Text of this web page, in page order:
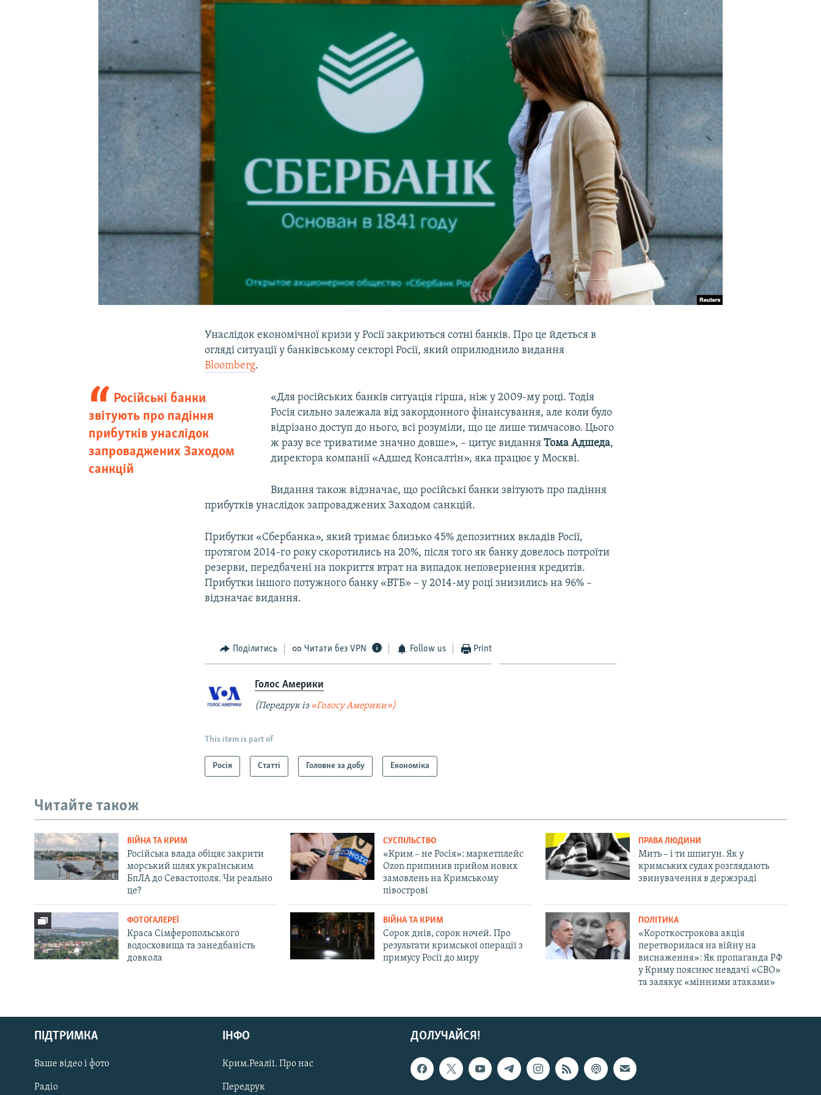
УКРАЇНСЬКА ПРОБЛЕМА КРИМУ
Русский
Qırımtatar
ДОЛУЧАЙСЯ!
Унаслідок економічної кризи у Росії закриються сотні банків. Про це йдеться в
огляді ситуації у банківському секторі Росії, який оприлюднило видання
Bloomberg.
Російські банки
звітують про падіння
прибутків унаслідок
запроваджених Заходом
санкцій
«Для російських банків ситуація гірша, ніж у 2009-му році. Тодія
Росія сильно залежала від закордонного фінансування, але коли було
відрізано доступ до нього, всі розуміли, що це лише тимчасово. Цього
ж разу все триватиме значно довше», – цитує видання Тома Адшеда,
директора компанії «Адшед Консалтін», яка працює у Москві.
Видання також відзначає, що російські банки звітують про падіння
прибутків унаслідок запроваджених Заходом санкцій.
Прибутки «Сбербанка», який тримає близько 45% депозитних вкладів Росії,
протягом 2014-го року скоротились на 20%, після того як банку довелось потроїти
резерви, передбачені на покриття втрат на випадок неповернення кредитів.
Прибутки іншого потужного банку «ВТБ» – у 2014-му році знизились на 96% –
відзначає видання.
Поділитись Читати без VPN Follow us Print
Голос Америки
(Передрук із «Голосу Америки»)
This item is part of
Росія Статті Головне за добу Економіка
Читайте також
ВІЙНА ТА КРИМ
Російська влада обіцяє закрити
морський шлях українським
БпЛА до Севастополя. Чи реально
це?
СУСПІЛЬСТВО
«Крим – не Росія»: маркетплейс
Ozon припинив прийом нових
замовлень на Кримському
півострові
ПРАВА ЛЮДИНИ
Мить – і ти шпигун. Як у
кримських судах розглядають
звинувачення в держзраді
ФОТОГАЛЕРЕЇ
Краса Сімферопольського
водосховища та занедбаність
довкола
ВІЙНА ТА КРИМ
Сорок днів, сорок ночей. Про
результати кримської операції з
примусу Росії до миру
ПОЛІТИКА
«Короткострокова акція
перетворилася на війну на
виснаження»: Як пропаганда РФ
у Криму пояснює невдачі «СВО»
та залякує «мінними атаками»
ДОЛУЧАЙСЯ!
ПІДТРИМКА
Ваше відео і фото
Радіо
ІНФО
Крим.Реалії. Про нас
Передрук